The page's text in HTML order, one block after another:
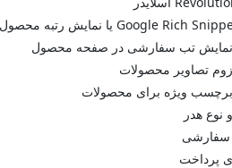
نمایش تب سفارشی در صفحه محصول
زوم تصاویر محصولات
ویژه برای محصولات
نوع هدر
سفارشی
پرداخت